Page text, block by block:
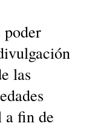
poder
las
a fin de